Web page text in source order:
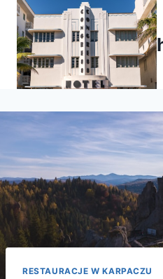
Przejdź
treści
RESTAURACJE W KARPACZU